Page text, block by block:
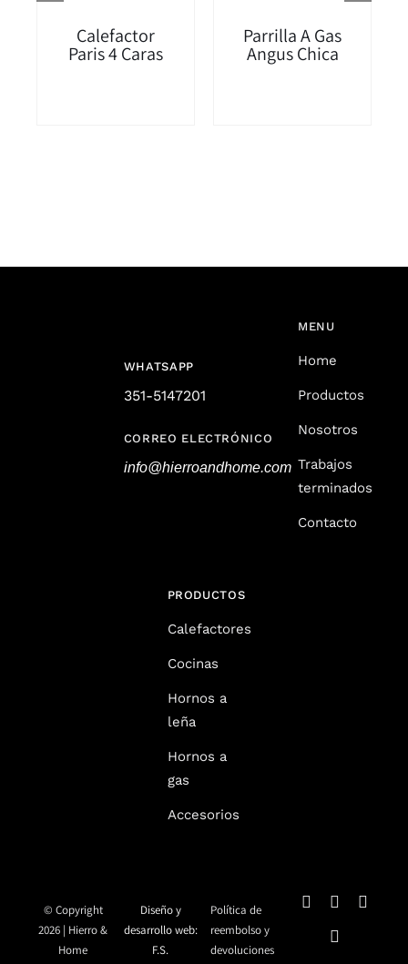
Calefactor
Paris 4 Caras
Parrilla A Gas
Angus Chica
WHATSAPP
351-5147201
CORREO ELECTRÓNICO
info@hierroandhome.com
MENU
Home
Productos
Nosotros
Trabajos
terminados
Contacto
PRODUCTOS
Calefactores
Cocinas
Hornos a
leña
Hornos a
gas
Accesorios
© Copyright
2026 | Hierro &
Home
Diseño y
desarrollo web:
F.S.
Política de
reembolso y
devoluciones